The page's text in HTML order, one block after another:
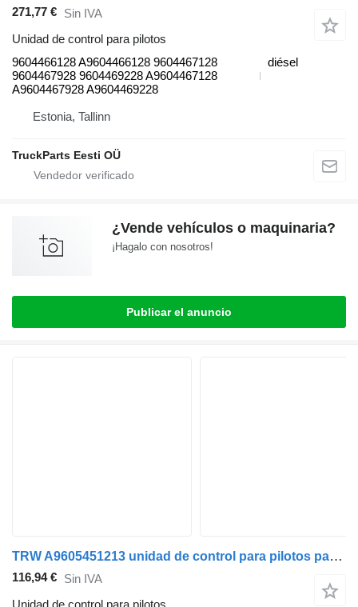
271,77 € Sin IVA
Unidad de control para pilotos
9604466128 A9604466128 9604467128
9604467928 9604469228 A9604467128
A9604467928 A9604469228
diésel
Estonia, Tallinn
TruckParts Eesti OÜ
¿Vende vehículos o maquinaria?
¡Hagalo con nosotros!
Publicar el anuncio
TRW A9605451213 unidad de control para pilotos para Mercedes-Benz Antos, Arocs, Actros MP4 (2012-) cabeza tractora
116,94 € Sin IVA